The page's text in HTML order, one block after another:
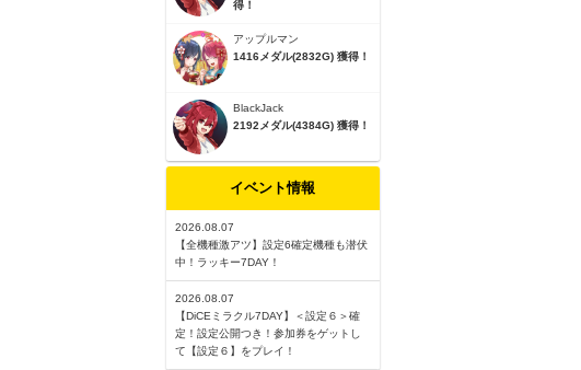
得！
アップルマン
1416メダル(2832G) 獲得！
BlackJack
2192メダル(4384G) 獲得！
イベント情報
2026.08.07
【全機種激アツ】設定6確定機種も潜伏
中！ラッキー7DAY！
2026.08.07
【DiCEミラクル7DAY】＜設定６＞確
定！設定公開つき！参加券をゲットし
て【設定６】をプレイ！